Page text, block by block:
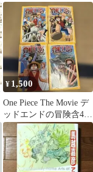
セット 3枚入り レトロ
グッズ
¥ 1,500
One Piece The Movie デ
ッドエンドの冒険含4点
セット